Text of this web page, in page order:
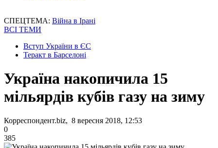
СПЕЦТЕМА: Війна в Ірані
ВСІ ТЕМИ
Вступ України в ЄС
Теракт в Барселоні
Україна накопичила 15
мільярдів кубів газу на зиму
Корреспондент.biz, 8 вересня 2018, 12:53
0
385